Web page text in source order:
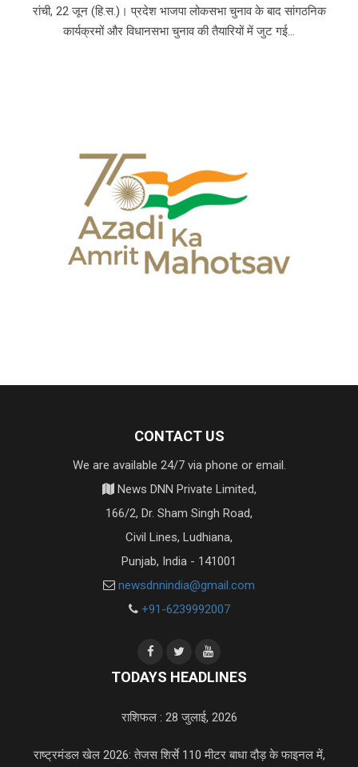
रांची, 22 जून (हि.स.)। प्रदेश भाजपा लोकसभा चुनाव के बाद सांगठनिक
कार्यक्रमों और विधानसभा चुनाव की तैयारियों में जुट गई...
CONTACT US
We are available 24/7 via phone or email.
News DNN Private Limited,
166/2, Dr. Sham Singh Road,
Civil Lines, Ludhiana,
Punjab, India - 141001
newsdnnindia@gmail.com
+91-6239992007
TODAYS HEADLINES
राशिफल : 28 जुलाई, 2026
राष्ट्रमंडल खेल 2026: तेजस शिर्से 110 मीटर बाधा दौड़ के फाइनल में,